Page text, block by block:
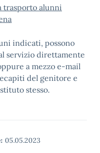
trasporto alunni
indicati, possono
servizio direttamente
a mezzo e-mail
del genitore e
stesso.
05.05.2023